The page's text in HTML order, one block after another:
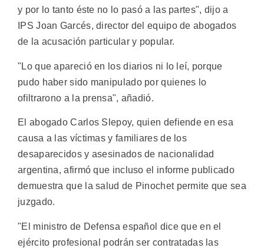
y por lo tanto éste no lo pasó a las partes", dijo a
IPS Joan Garcés, director del equipo de abogados
de la acusación particular y popular.
"Lo que apareció en los diarios ni lo leí, porque
pudo haber sido manipulado por quienes lo
ofiltrarono a la prensa", añadió.
El abogado Carlos Slepoy, quien defiende en esa
causa a las víctimas y familiares de los
desaparecidos y asesinados de nacionalidad
argentina, afirmó que incluso el informe publicado
demuestra que la salud de Pinochet permite que sea
juzgado.
"El ministro de Defensa español dice que en el
ejército profesional podrán ser contratadas las